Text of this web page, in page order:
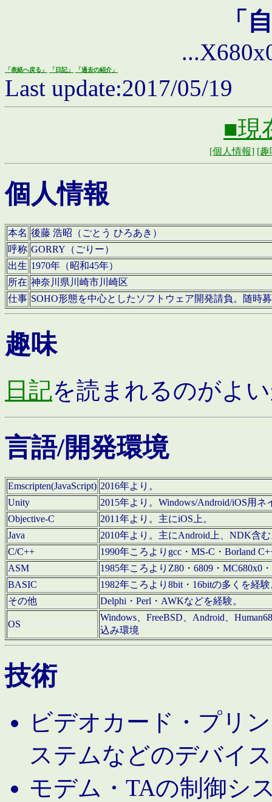
「
「表紙へ戻る」 「日記」 「過去の紹介」
Last update:2017/05/19
■現
[個人情報] [趣
個人情報
本名 後藤 浩昭（ごとう ひろあき）
呼称 GORRY（ごりー）
出生 1970年（昭和45年）
所在 神奈川県川崎市川崎区
仕事 SOHO形態を中心としたソフトウェア開発請負。随時
趣味
日記を読まれるのがよ
言語/開発環境
Emscripten(JavaScript) 2016年より。
Unity
2015年より。Windows/Android/iOS用
Objective-C
2011年より。主にiOS上。
Java
2010年より。主にAndroid上、NDK含
C/C++
1990年ころよりgcc・MS-C・Borland
ASM
1985年ころよりZ80・6809・MC680x0
BASIC
1982年ころより8bit・16bitの多くを経
その他
Delphi・Perl・AWKなどを経験。
OS
Windows、FreeBSD、Android、
込み環境
技術
ビデオカード・プリ
ステムなどのデバイ
モデム・TAの制御シ